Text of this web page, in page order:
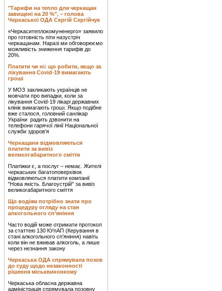
"Тарифи на тепло для черкащан
завищені на 20 %", – голова
Черкаської ОДА Сергій Сергійчук
«Черкаситеплокомуненерго» заявило
про готовність піти назустріч
черкащанам. Наразі ми обговорюємо
можливість зниження тарифів до
20%.
Платити чи ні: що робити, якщо за
лікування Covid-19 вимагають
гроші
У МОЗ закликають українців не
мовчати про випадки, коли за
лікування Covid-19 лікарі державних
клінік вимагають гроші. Якщо подібне
вже сталося, головний санлікар
України радить дзвонити на
телефони гарячої лінії Національної
служби здоров'я
Черкащани відмовляються
платити за вивіз
великогабаритного сміття
Платіжки є, а послуг – немає. Жителі
черкаських багатоповерхівок
відмовляються платити компанії
"Нова якість. Благоустрій" за вивіз
великогабаритного сміття
Що водіям потрібно знати про
процедуру огляду на стан
алкогольного сп’яніння
Часто водій може отримати протокол
за статтею 130 КУпАП (Керування в
стані алкогольного сп’яніння) навіть
коли він не вживав алкоголь, а лише
через незнання закону
Черкаська ОДА спрямувала позов
до суду щодо незаконності
рішення міськвиконкому
Черкаська обласна державна
адміністрація спрямувала позовну